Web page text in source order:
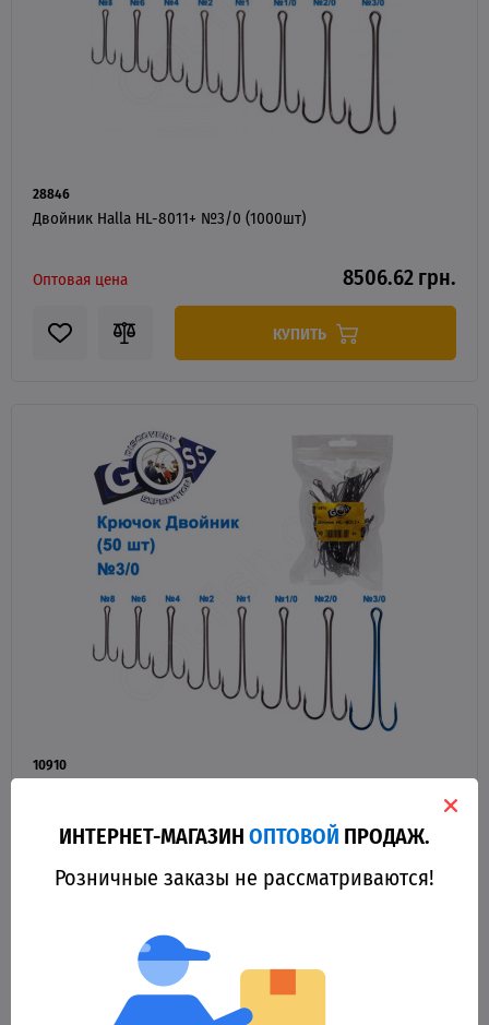
28846
Двойник Halla HL-8011+ №3/0 (1000шт)
Оптовая цена 8506.62 грн.
КУПИТЬ
10910
Оптовая цена 467.70 грн.
ИНТЕРНЕТ-МАГАЗИНОПТОВОЙ ПРОДАЖ.
Розничные заказы не рассматриваются!